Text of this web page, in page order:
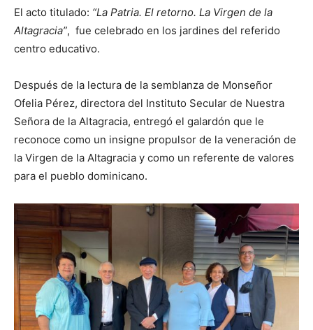
El acto titulado: “La Patria. El retorno. La Virgen de la
Altagracia”, fue celebrado en los jardines del referido
centro educativo.
Después de la lectura de la semblanza de Monseñor
Ofelia Pérez, directora del Instituto Secular de Nuestra
Señora de la Altagracia, entregó el galardón que le
reconoce como un insigne propulsor de la veneración de
la Virgen de la Altagracia y como un referente de valores
para el pueblo dominicano.